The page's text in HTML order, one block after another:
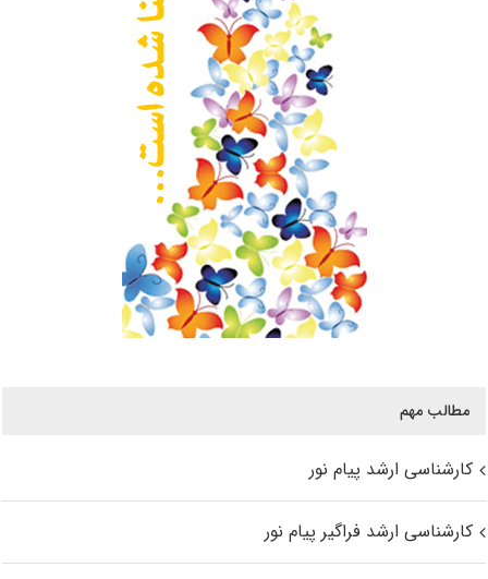
مطالب مهم
کارشناسی ارشد پیام نور
کارشناسی ارشد فراگیر پیام نور